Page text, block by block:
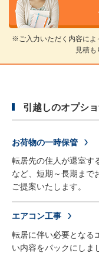
※ご入力いただく内容によ
見積も
引越しのオプシ
お荷物の一時保管
転居先の住人が退室す
など、短期～長期まで
ご提案いたします。
エアコン工事
転居に伴い必要となる
い内容をパックにしま